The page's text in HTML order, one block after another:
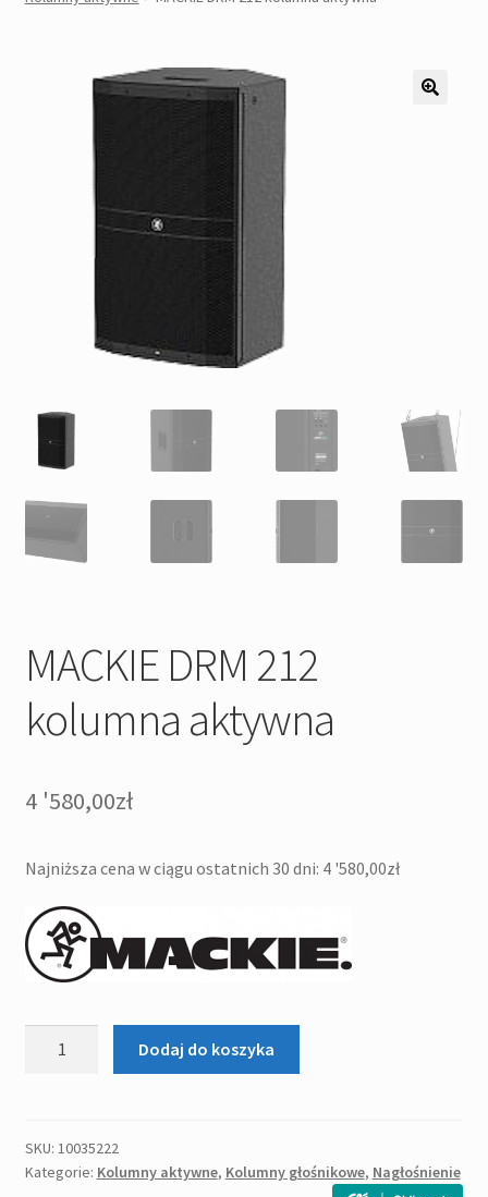
Pozostałe
MACKIE DRM 212
kolumna aktywna
4 '580,00zł
Najniższa cena w ciągu ostatnich 30 dni: 4 '580,00zł
kolumna
aktywna
Dodaj do koszyka
SKU: 10035222
Kategorie: Kolumny aktywne, Kolumny głośnikowe, Nagłośnienie